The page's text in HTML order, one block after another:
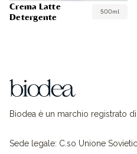
Crema Latte
Detergente
500ml
Biodea è un marchio registrato di
Sede legale: C.so Unione